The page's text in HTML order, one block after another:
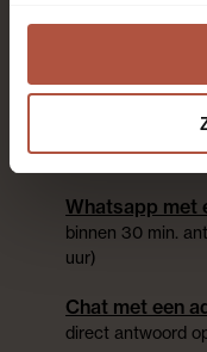
Aanmelden
We helpen je
Whatsapp met
binnen 30 min.
uur)
Chat met een
direct antwoord